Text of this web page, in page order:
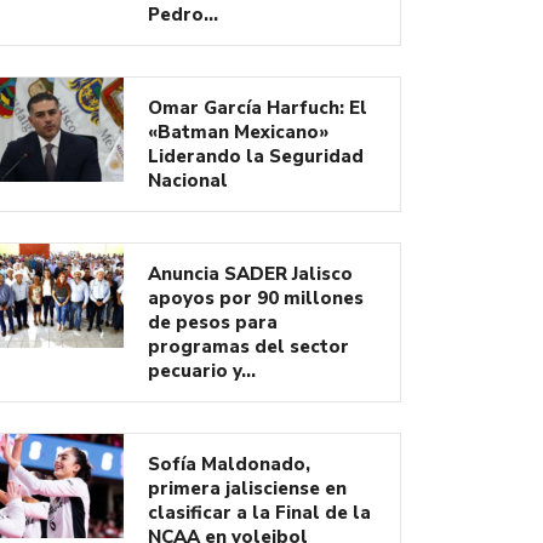
Pedro…
Omar García Harfuch: El
«Batman Mexicano»
Liderando la Seguridad
Nacional
Anuncia SADER Jalisco
apoyos por 90 millones
de pesos para
programas del sector
pecuario y…
Sofía Maldonado,
primera jalisciense en
clasificar a la Final de la
NCAA en voleibol